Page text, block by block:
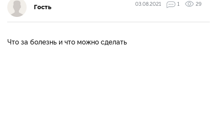
Гость 03.08.2021 1 29
Что за болезнь и что можно сделать